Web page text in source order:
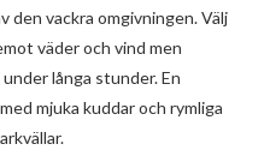
den vackra omgivningen. Välj
väder och vind men
långa stunder. En
mjuka kuddar och rymliga